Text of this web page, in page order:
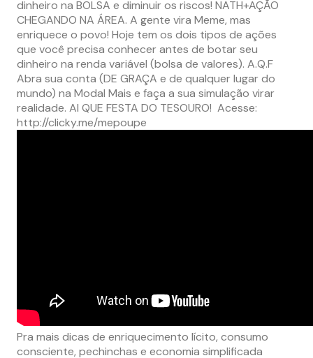
dinheiro na BOLSA e diminuir os riscos! NATH+AÇÃO
CHEGANDO NA ÁREA. A gente vira Meme, mas
enriquece o povo! Hoje tem os dois tipos de ações
que você precisa conhecer antes de botar seu
dinheiro na renda variável (bolsa de valores). A.Q.F
Abra sua conta (DE GRAÇA e de qualquer lugar do
mundo) na Modal Mais e faça a sua simulação virar
realidade. AI QUE FESTA DO TESOURO! Acesse:
http://clicky.me/mepoupe
Pra mais dicas de enriquecimento lícito, consumo
consciente, pechinchas e economia simplificada